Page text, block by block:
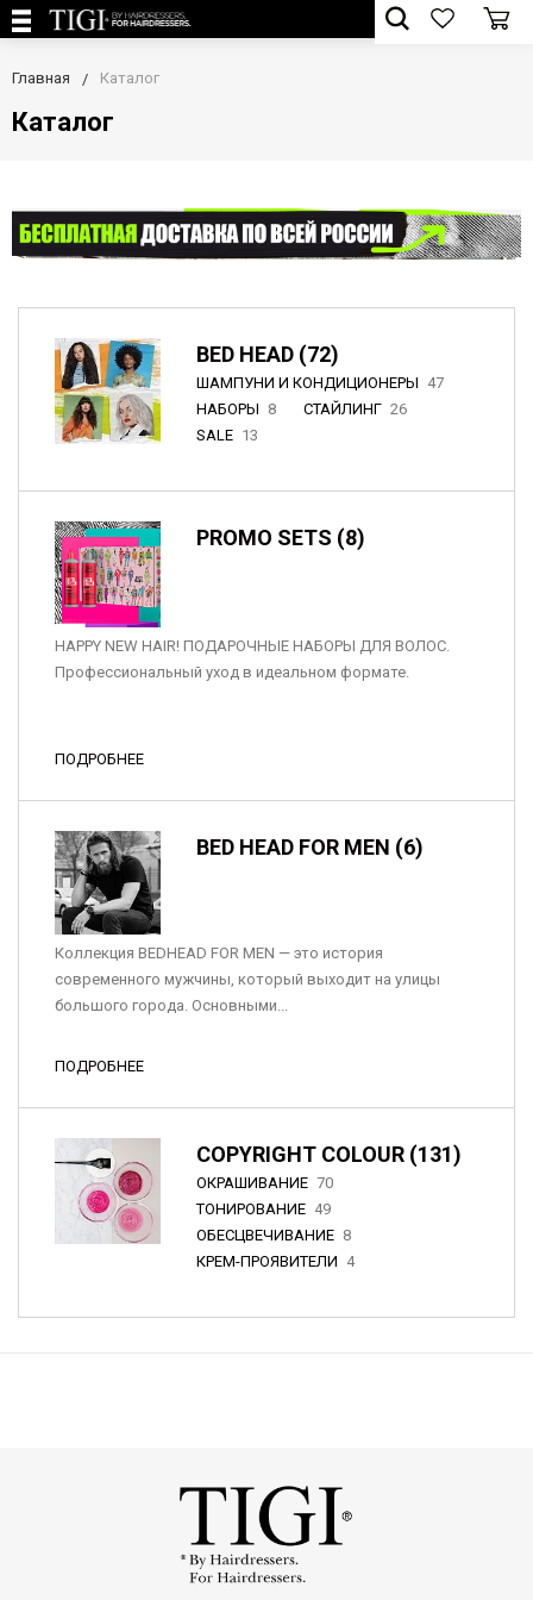
Главная Каталог
Каталог
BED HEAD (72)
ШАМПУНИ И КОНДИЦИОНЕРЫ 47
НАБОРЫ 8 СТАЙЛИНГ 26
SALE 13
PROMO SETS (8)
HAPPY NEW HAIR! ПОДАРОЧНЫЕ НАБОРЫ ДЛЯ ВОЛОС.
Профессиональный уход в идеальном формате.
ПОДРОБНЕЕ
BED HEAD FOR MEN (6)
Коллекция BEDHEAD FOR MEN — это история
современного мужчины, который выходит на улицы
большого города. Основными...
ПОДРОБНЕЕ
COPYRIGHT COLOUR (131)
ОКРАШИВАНИЕ 70
ТОНИРОВАНИЕ 49
ОБЕСЦВЕЧИВАНИЕ 8
КРЕМ-ПРОЯВИТЕЛИ 4